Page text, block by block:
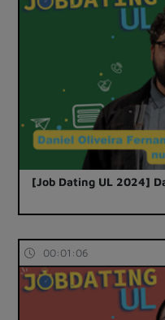
[Job Dating UL 2024]
00:01:06